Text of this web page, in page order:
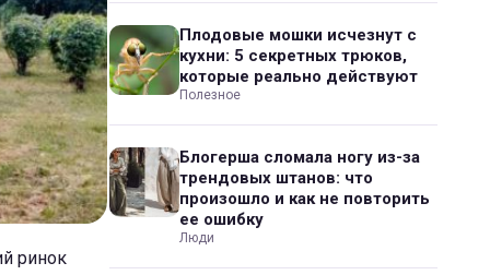
ринок
Плодовые мошки исчезнут с
кухни: 5 секретных трюков,
которые реально действуют
Полезное
Блогерша сломала ногу из-за
трендовых штанов: что
произошло и как не повторить
ее ошибку
Люди